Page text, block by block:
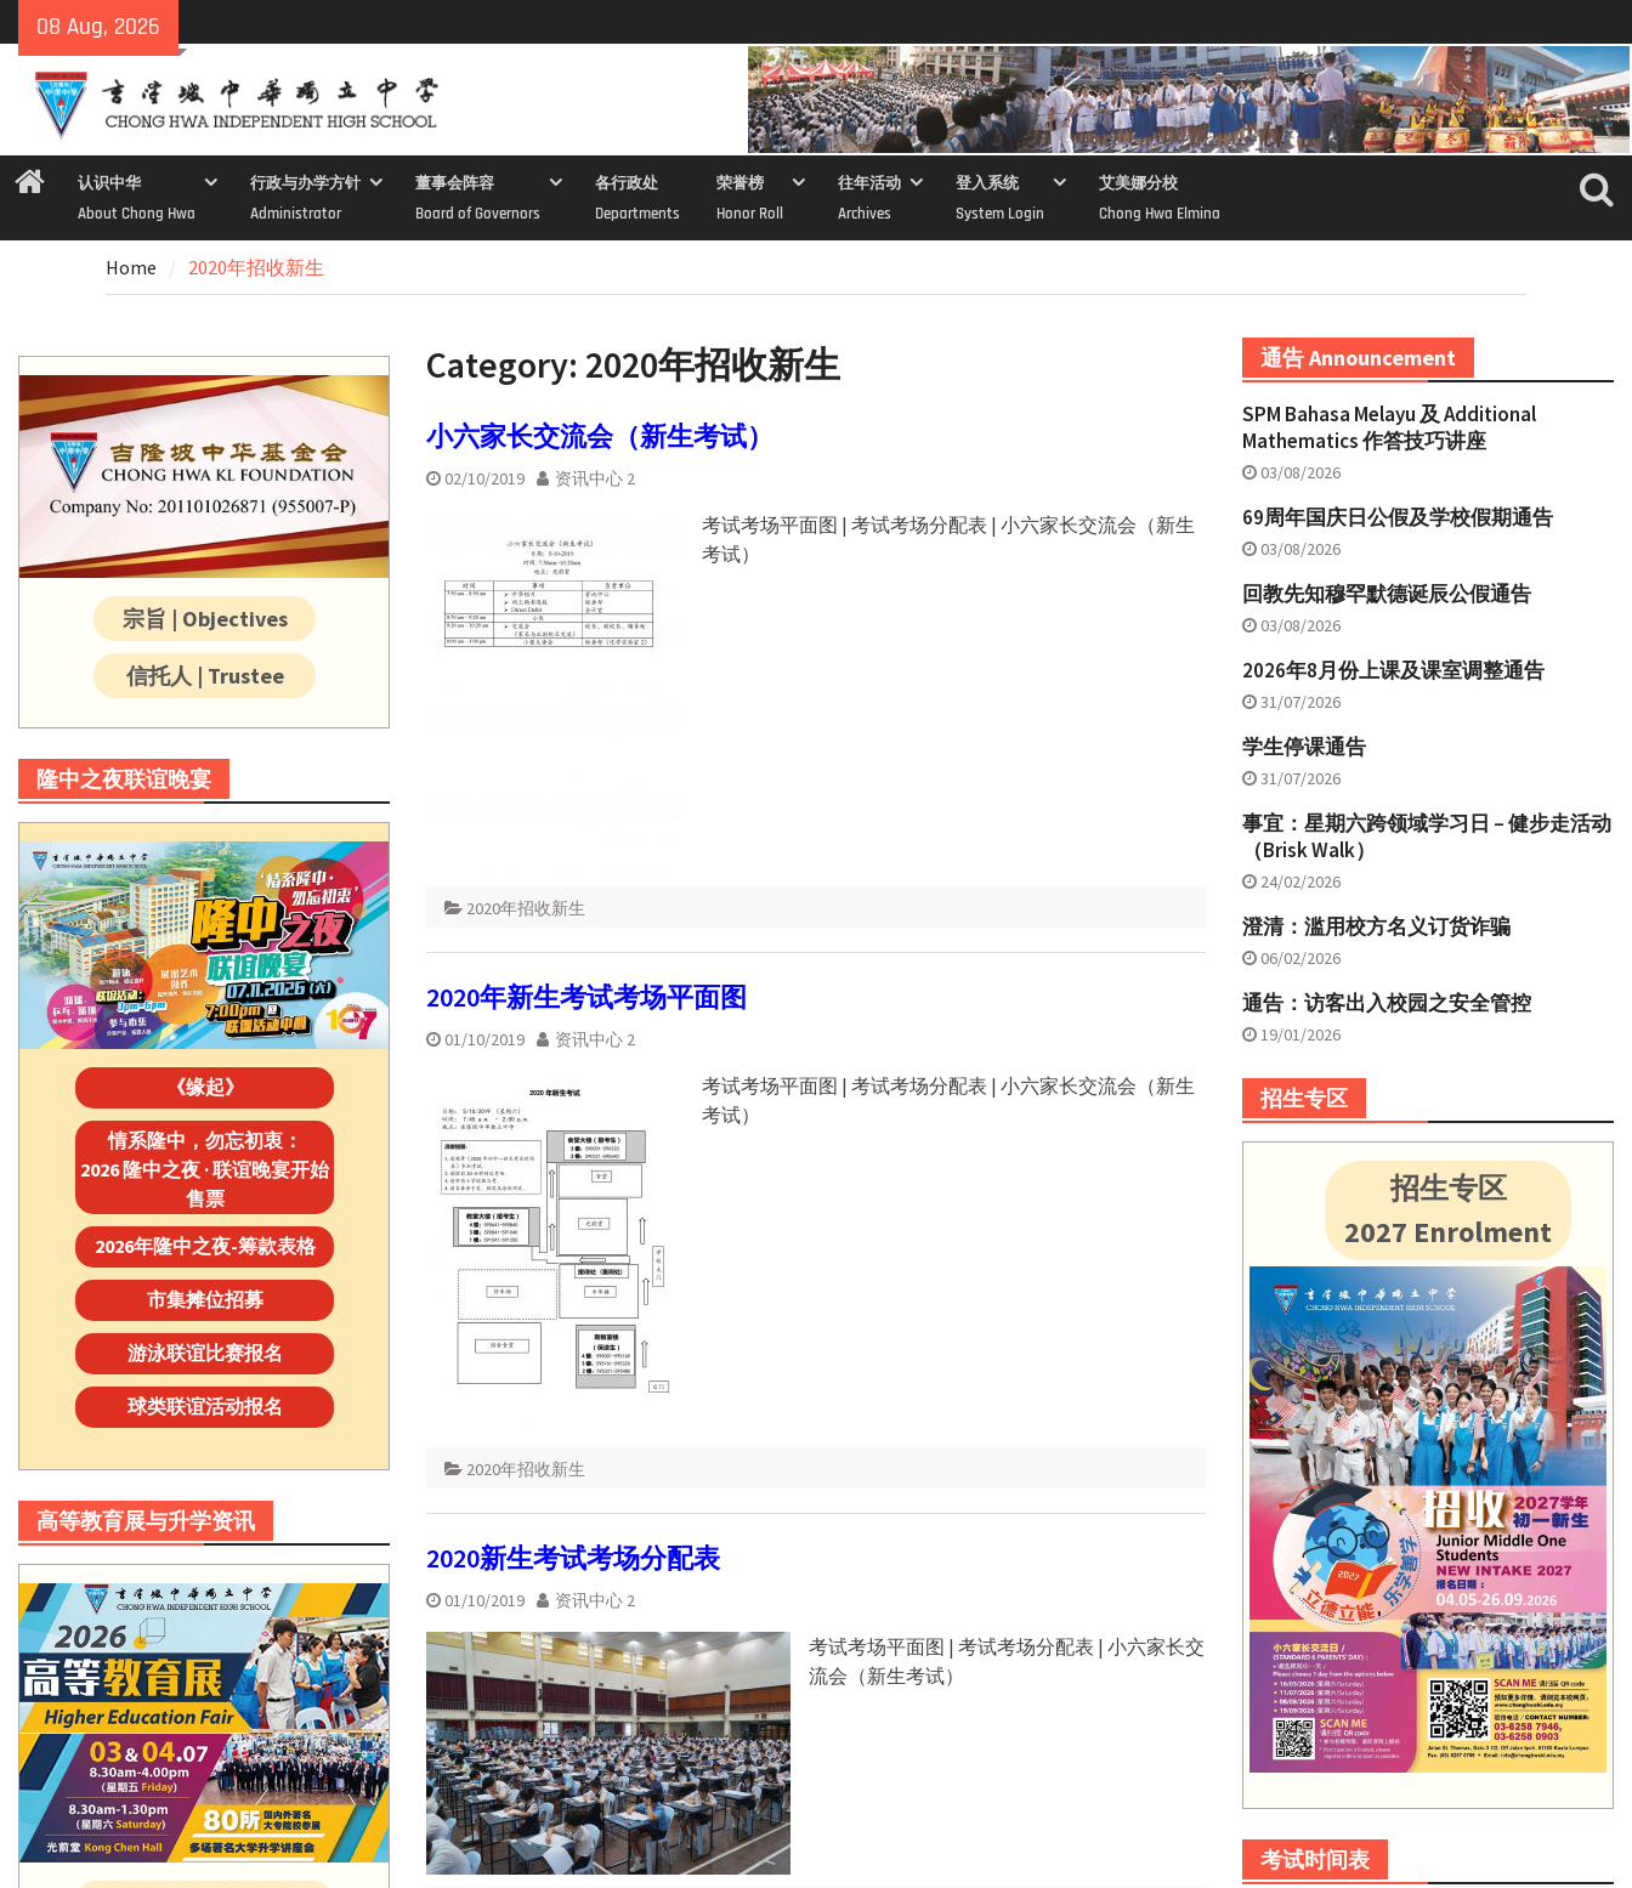
to
content
08 Aug, 2026
Home认识中华
About Chong Hwa
行政与办学方针
Administrator
董事会阵容
Board of Governors
各行政处
Departments
荣誉榜
Honor Roll
往年活动
Archives
登入系统
System Login
艾美娜分校
Chong Hwa Elmina
Home 2020年招收新生
Category: 2020年招收新生
小六家长交流会（新生考试）
02/10/2019 资讯中心 2
考试考场平面图 | 考试考场分配表 | 小六家长交流会（新生
考试）
2020年招收新生
2020年新生考试考场平面图
01/10/2019 资讯中心 2
考试考场平面图 | 考试考场分配表 | 小六家长交流会（新生
考试）
2020年招收新生
2020新生考试考场分配表
01/10/2019 资讯中心 2
考试考场平面图 | 考试考场分配表 | 小六家长交
流会（新生考试）
通告 Announcement
SPM Bahasa Melayu 及 Additional
Mathematics 作答技巧讲座
03/08/2026
69周年国庆日公假及学校假期通告
03/08/2026
回教先知穆罕默德诞辰公假通告
03/08/2026
2026年8月份上课及课室调整通告
31/07/2026
学生停课通告
31/07/2026
事宜：星期六跨领域学习日 – 健步走活动
（Brisk Walk）
24/02/2026
澄清：滥用校方名义订货诈骗
06/02/2026
通告：访客出入校园之安全管控
19/01/2026
招生专区
招生专区
2027 Enrolment
考试时间表
宗旨 | Objectives
信托人 | Trustee
隆中之夜联谊晚宴
《缘起》
情系隆中，勿忘初衷：
2026 隆中之夜 · 联谊晚宴开始
售票
2026年隆中之夜-筹款表格
市集摊位招募
游泳联谊比赛报名
球类联谊活动报名
高等教育展与升学资讯